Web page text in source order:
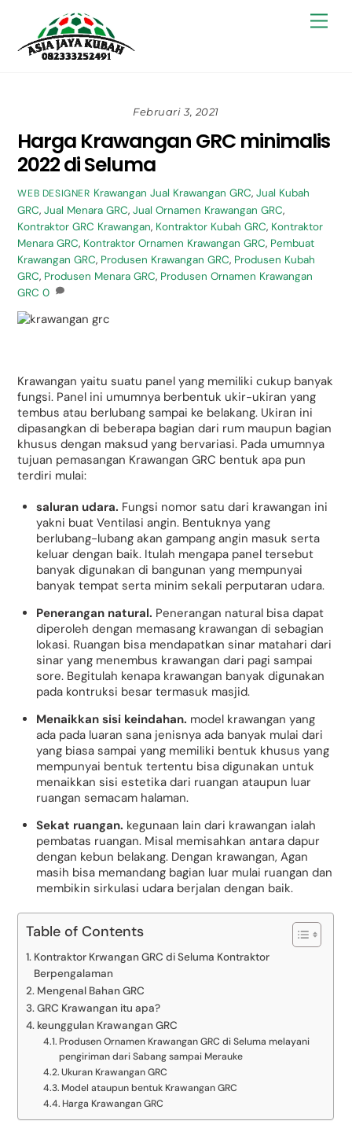
content
Februari 3, 2021
Harga Krawangan GRC minimalis
2022 di Seluma
WEB DESIGNER Krawangan Jual Krawangan GRC, Jual Kubah
GRC,Jual Menara GRC,Jual Ornamen Krawangan GRC,
Kontraktor GRC Krawangan, Kontraktor Kubah GRC, Kontraktor
Menara GRC, Kontraktor Ornamen Krawangan GRC, Pembuat
Krawangan GRC, Produsen Krawangan GRC, Produsen Kubah
GRC, Produsen Menara GRC, Produsen Ornamen Krawangan
GRC 0
Krawangan yaitu suatu panel yang memiliki cukup banyak
fungsi. Panel ini umumnya berbentuk ukir-ukiran yang
tembus atau berlubang sampai ke belakang. Ukiran ini
dipasangkan di beberapa bagian dari rum maupun bagian
khusus dengan maksud yang bervariasi. Pada umumnya
tujuan pemasangan Krawangan GRC bentuk apa pun
terdiri mulai:
saluran udara. Fungsi nomor satu dari krawangan ini
yakni buat Ventilasi angin. Bentuknya yang
berlubang-lubang akan gampang angin masuk serta
keluar dengan baik. Itulah mengapa panel tersebut
banyak digunakan di bangunan yang mempunyai
banyak tempat serta minim sekali perputaran udara.
Penerangan natural. Penerangan natural bisa dapat
diperoleh dengan memasang krawangan di sebagian
lokasi. Ruangan bisa mendapatkan sinar matahari dari
sinar yang menembus krawangan dari pagi sampai
sore. Begitulah kenapa krawangan banyak digunakan
pada kontruksi besar termasuk masjid.
Menaikkan sisi keindahan. model krawangan yang
ada pada luaran sana jenisnya ada banyak mulai dari
yang biasa sampai yang memiliki bentuk khusus yang
mempunyai bentuk tertentu bisa digunakan untuk
menaikkan sisi estetika dari ruangan ataupun luar
ruangan semacam halaman.
Sekat ruangan. kegunaan lain dari krawangan ialah
pembatas ruangan. Misal memisahkan antara dapur
dengan kebun belakang. Dengan krawangan, Agan
masih bisa memandang bagian luar mulai ruangan dan
membikin sirkulasi udara berjalan dengan baik.
Table of Contents
Kontraktor Krwangan GRC di Seluma Kontraktor
Berpengalaman
Mengenal Bahan GRC
GRC Krawangan itu apa?
keunggulan Krawangan GRC
Produsen Ornamen Krawangan GRC di Seluma melayani
pengiriman dari Sabang sampai Merauke
Ukuran Krawangan GRC
Model ataupun bentuk Krawangan GRC
Harga Krawangan GRC